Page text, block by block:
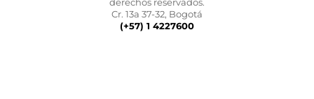
Cr. 13a 37-32, Bogotá
(+57) 1 4227600